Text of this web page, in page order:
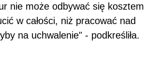
nie może odbywać się kosztem
w całości, niż pracować nad
na uchwalenie" - podkreśliła.